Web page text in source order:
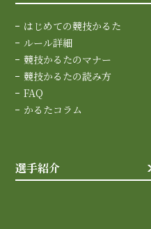
はじめての競技かるた
ルール詳細
競技かるたのマナー
競技かるたの読み方
FAQ
かるたコラム
選手紹介